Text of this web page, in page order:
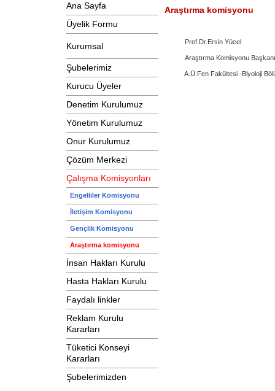
Ana Sayfa
Üyelik Formu
Kurumsal
Şubelerimiz
Kurucu Üyeler
Denetim Kurulumuz
Yönetim Kurulumuz
Onur Kurulumuz
Çözüm Merkezi
Çalışma Komisyonları
Engelliler Komisyonu
İletişim Komisyonu
Gençlik Komisyonu
Araştırma komisyonu
İnsan Hakları Kurulu
Hasta Hakları Kurulu
Faydalı linkler
Reklam Kurulu
Kararları
Tüketici Konseyi
Kararları
Şubelerimizden
Araştırma komisyonu
Prof.Dr.Ersin Yücel
Araştırma Komisyonu Başkanı
A.Ü.Fen Fakültesi -Biyoloji